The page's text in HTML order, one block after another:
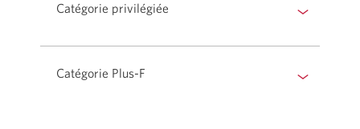
Catégorie privilégiée
Catégorie Plus-F